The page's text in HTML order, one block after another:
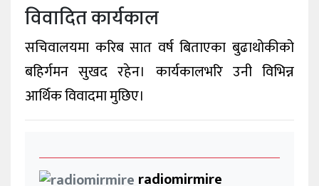
विवादित कार्यकाल
सचिवालयमा करिब सात वर्ष बिताएका बुढाथोकीको
बहिर्गमन सुखद रहेन। कार्यकालभरि उनी विभिन्न
आर्थिक विवादमा मुछिए।
radiomirmire